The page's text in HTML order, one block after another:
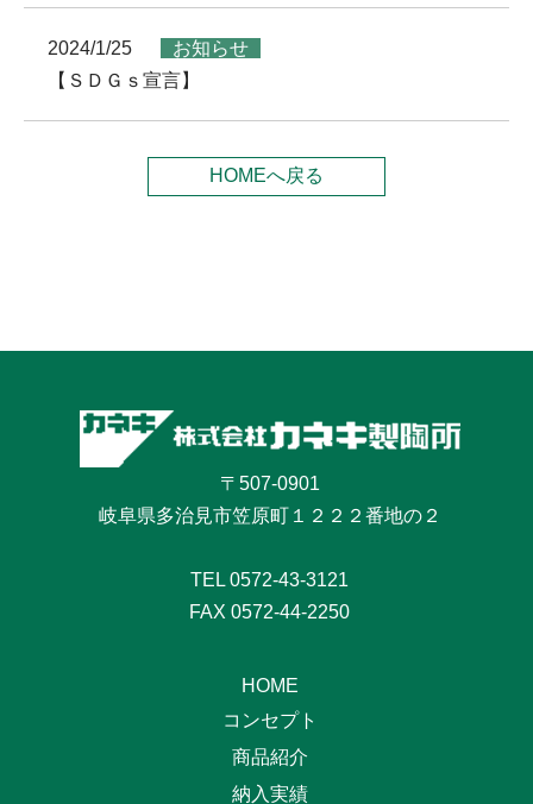
2024/1/25
お知らせ
【ＳＤＧｓ宣言】
HOMEへ戻る
〒507-0901
岐阜県多治見市笠原町１２２２番地の２
TEL 0572-43-3121
FAX 0572-44-2250
HOME
コンセプト
商品紹介
納入実績